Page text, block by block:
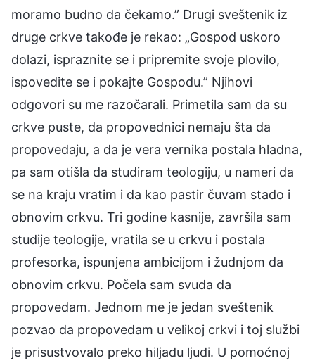
moramo budno da čekamo.” Drugi sveštenik iz
druge crkve takođe je rekao: „Gospod uskoro
dolazi, ispraznite se i pripremite svoje plovilo,
ispovedite se i pokajte Gospodu.” Njihovi
odgovori su me razočarali. Primetila sam da su
crkve puste, da propovednici nemaju šta da
propovedaju, a da je vera vernika postala hladna,
pa sam otišla da studiram teologiju, u nameri da
se na kraju vratim i da kao pastir čuvam stado i
obnovim crkvu. Tri godine kasnije, završila sam
studije teologije, vratila se u crkvu i postala
profesorka, ispunjena ambicijom i žudnjom da
obnovim crkvu. Počela sam svuda da
propovedam. Jednom me je jedan sveštenik
pozvao da propovedam u velikoj crkvi i toj službi
je prisustvovalo preko hiljadu ljudi. U pomoćnoj